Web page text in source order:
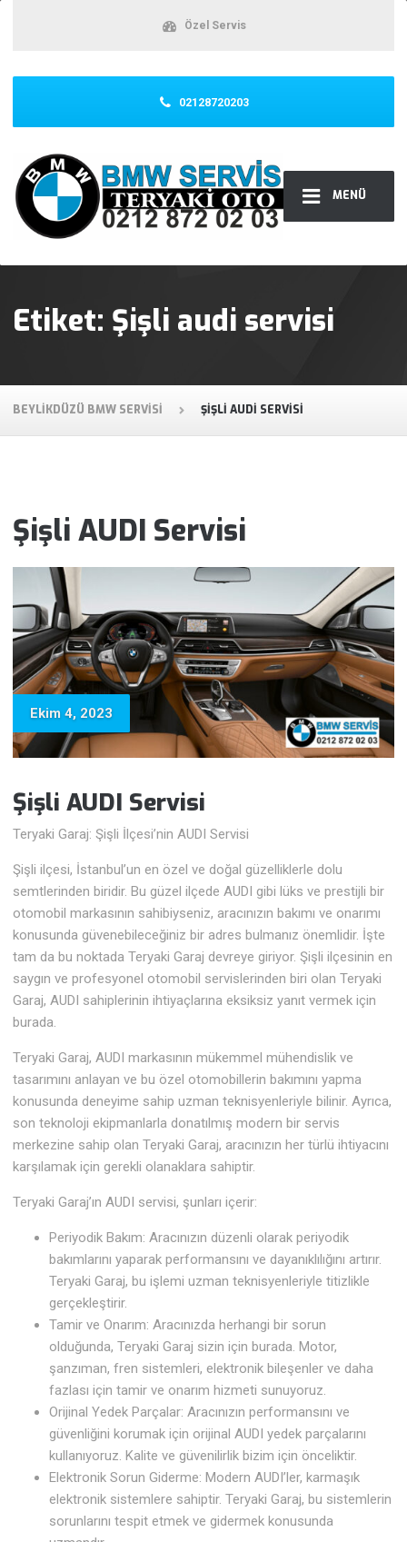
MENÜ
Özel Servis
02128720203
Etiket: Şişli audi servisi
BEYLIKDÜZÜ BMW SERVISI ŞIŞLI AUDI SERVISI
Şişli AUDI Servisi
Ekim 4, 2023
Şişli AUDI Servisi
Teryaki Garaj: Şişli İlçesi’nin AUDI Servisi
Şişli ilçesi, İstanbul’un en özel ve doğal güzelliklerle dolu
semtlerinden biridir. Bu güzel ilçede AUDI gibi lüks ve prestijli bir
otomobil markasının sahibiyseniz, aracınızın bakımı ve onarımı
konusunda güvenebileceğiniz bir adres bulmanız önemlidir. İşte
tam da bu noktada Teryaki Garaj devreye giriyor. Şişli ilçesinin en
saygın ve profesyonel otomobil servislerinden biri olan Teryaki
Garaj, AUDI sahiplerinin ihtiyaçlarına eksiksiz yanıt vermek için
burada.
Teryaki Garaj, AUDI markasının mükemmel mühendislik ve
tasarımını anlayan ve bu özel otomobillerin bakımını yapma
konusunda deneyime sahip uzman teknisyenleriyle bilinir. Ayrıca,
son teknoloji ekipmanlarla donatılmış modern bir servis
merkezine sahip olan Teryaki Garaj, aracınızın her türlü ihtiyacını
karşılamak için gerekli olanaklara sahiptir.
Teryaki Garaj’ın AUDI servisi, şunları içerir:
Periyodik Bakım: Aracınızın düzenli olarak periyodik
bakımlarını yaparak performansını ve dayanıklılığını artırır.
Teryaki Garaj, bu işlemi uzman teknisyenleriyle titizlikle
gerçekleştirir.
Tamir ve Onarım: Aracınızda herhangi bir sorun
olduğunda, Teryaki Garaj sizin için burada. Motor,
şanzıman, fren sistemleri, elektronik bileşenler ve daha
fazlası için tamir ve onarım hizmeti sunuyoruz.
Orijinal Yedek Parçalar: Aracınızın performansını ve
güvenliğini korumak için orijinal AUDI yedek parçalarını
kullanıyoruz. Kalite ve güvenilirlik bizim için önceliktir.
Elektronik Sorun Giderme: Modern AUDI’ler, karmaşık
elektronik sistemlere sahiptir. Teryaki Garaj, bu sistemlerin
sorunlarını tespit etmek ve gidermek konusunda